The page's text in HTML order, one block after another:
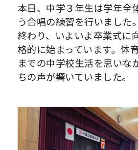
本日、中学３年生は学年全
う合唱の練習を行いました
終わり、いよいよ卒業式に
格的に始まっています。体
までの中学校生活を思いな
ちの声が響いていました。